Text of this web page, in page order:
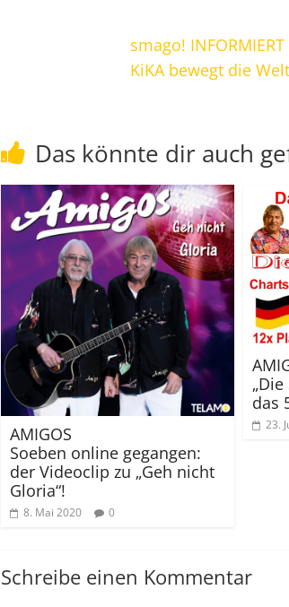
smago! INFORMIERT
KiKA bewegt die
Das könnte dir auch
AMIGOS
Soeben online gegangen:
der Videoclip zu „Geh nicht
Gloria“!
8. Mai 2020 0
das
23.
Schreibe einen Kommentar